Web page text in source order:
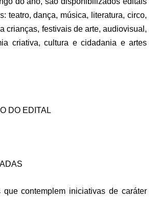
teatro, dança, música, literatura, circo,
crianças, festivais de arte, audiovisual,
criativa, cultura e cidadania e artes
DO EDITAL
contemplem iniciativas de caráter